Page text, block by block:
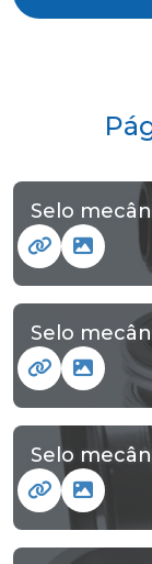
Selo
Selo
Selo